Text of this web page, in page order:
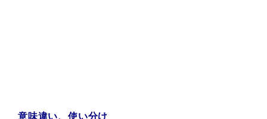
意味違い、使い分け